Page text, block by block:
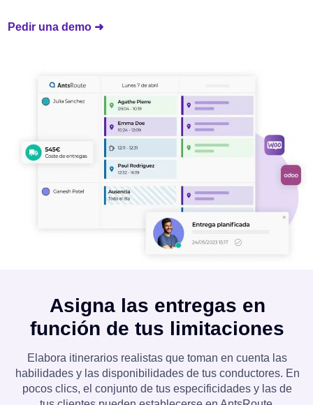
Pedir una demo ➜
Asigna las entregas en
función de tus limitaciones
Elabora itinerarios realistas que toman en cuenta las
habilidades y las disponibilidades de tus conductores. En
pocos clics, el conjunto de tus especificidades y las de